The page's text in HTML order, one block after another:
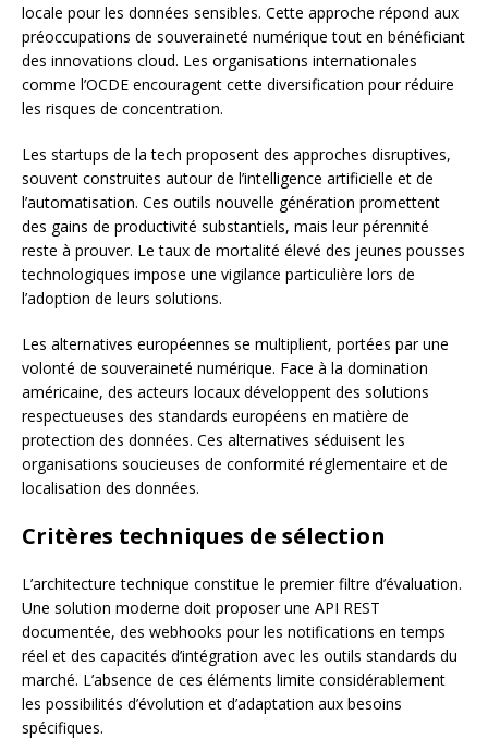
locale pour les données sensibles. Cette approche répond aux
préoccupations de souveraineté numérique tout en bénéficiant
des innovations cloud. Les organisations internationales
comme l’OCDE encouragent cette diversification pour réduire
les risques de concentration.
Les startups de la tech proposent des approches disruptives,
souvent construites autour de l’intelligence artificielle et de
l’automatisation. Ces outils nouvelle génération promettent
des gains de productivité substantiels, mais leur pérennité
reste à prouver. Le taux de mortalité élevé des jeunes pousses
technologiques impose une vigilance particulière lors de
l’adoption de leurs solutions.
Les alternatives européennes se multiplient, portées par une
volonté de souveraineté numérique. Face à la domination
américaine, des acteurs locaux développent des solutions
respectueuses des standards européens en matière de
protection des données. Ces alternatives séduisent les
organisations soucieuses de conformité réglementaire et de
localisation des données.
Critères techniques de sélection
L’architecture technique constitue le premier filtre d’évaluation.
Une solution moderne doit proposer une API REST
documentée, des webhooks pour les notifications en temps
réel et des capacités d’intégration avec les outils standards du
marché. L’absence de ces éléments limite considérablement
les possibilités d’évolution et d’adaptation aux besoins
spécifiques.